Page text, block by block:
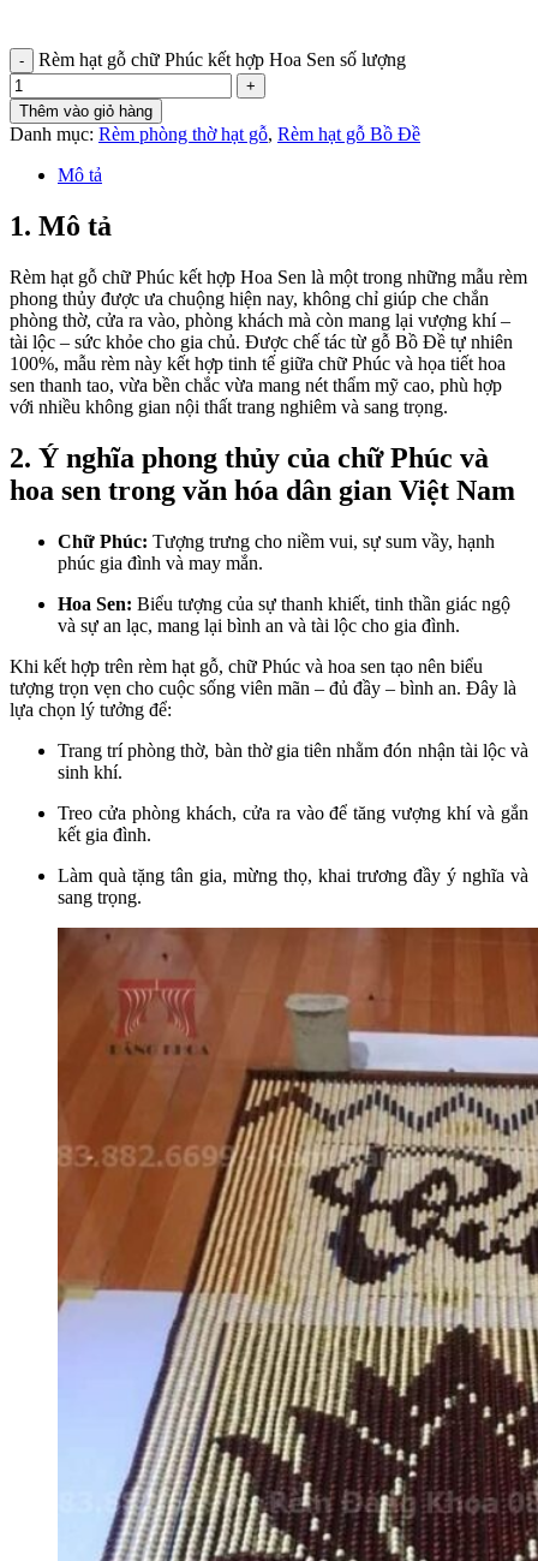
Rèm hạt gỗ chữ Phúc kết hợp Hoa Sen số lượng
Thêm vào giỏ hàng
Danh mục: Rèm phòng thờ hạt gỗ, Rèm hạt gỗ Bồ Đề
Mô tả
1. Mô tả
Rèm hạt gỗ chữ Phúc kết hợp Hoa Sen là một trong những mẫu rèm
phong thủy được ưa chuộng hiện nay, không chỉ giúp che chắn
phòng thờ, cửa ra vào, phòng khách mà còn mang lại vượng khí –
tài lộc – sức khỏe cho gia chủ. Được chế tác từ gỗ Bồ Đề tự nhiên
100%, mẫu rèm này kết hợp tinh tế giữa chữ Phúc và họa tiết hoa
sen thanh tao, vừa bền chắc vừa mang nét thẩm mỹ cao, phù hợp
với nhiều không gian nội thất trang nghiêm và sang trọng.
2. Ý nghĩa phong thủy của chữ Phúc và
hoa sen trong văn hóa dân gian Việt Nam
Chữ Phúc: Tượng trưng cho niềm vui, sự sum vầy, hạnh
phúc gia đình và may mắn.
Hoa Sen: Biểu tượng của sự thanh khiết, tinh thần giác ngộ
và sự an lạc, mang lại bình an và tài lộc cho gia đình.
Khi kết hợp trên rèm hạt gỗ, chữ Phúc và hoa sen tạo nên biểu
tượng trọn vẹn cho cuộc sống viên mãn – đủ đầy – bình an. Đây là
lựa chọn lý tưởng để:
Trang trí phòng thờ, bàn thờ gia tiên nhằm đón nhận tài lộc và
sinh khí.
Treo cửa phòng khách, cửa ra vào để tăng vượng khí và gắn
kết gia đình.
Làm quà tặng tân gia, mừng thọ, khai trương đầy ý nghĩa và
sang trọng.